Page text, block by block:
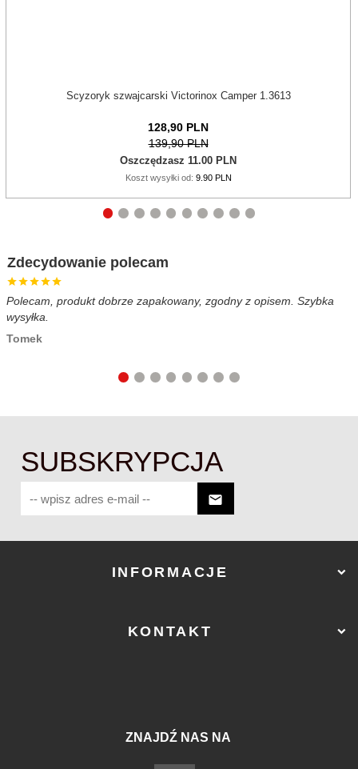
Scyzoryk szwajcarski Victorinox Camper 1.3613
128,90 PLN
139,90 PLN
Oszczędzasz 11.00 PLN
Koszt wysyłki od: 9.90 PLN
Zdecydowanie polecam
Polecam, produkt dobrze zapakowany, zgodny z opisem. Szybka
wysyłka.
Tomek
SUBSKRYPCJA
INFORMACJE
KONTAKT
ZNAJDŹ NAS NA